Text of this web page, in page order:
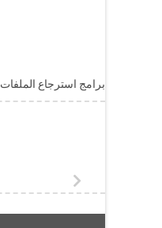
برامج استرجاع الملفات